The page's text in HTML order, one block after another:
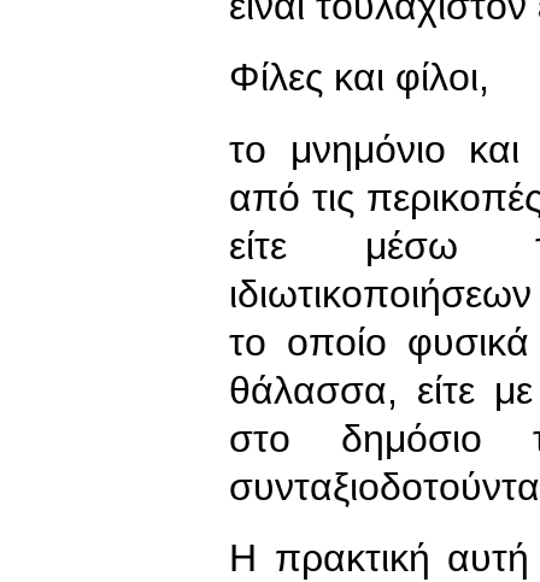
Φίλες και φίλοι,
το μνημόνιο και
από τις
είτε μέσω
το οποίο
θάλασσα, είτε
στο
Η πρακτική αυτή